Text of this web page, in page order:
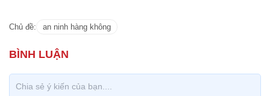
Chủ đề: an ninh hàng không